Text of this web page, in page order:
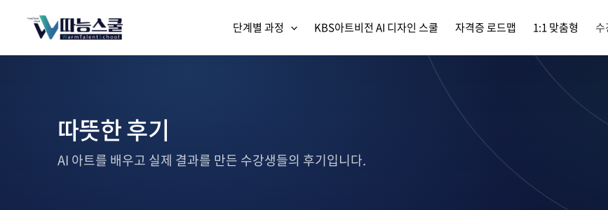
단계별 과정 KBS아트비전 AI 디자인 스쿨 자격증 로드맵 1:1 맞춤형 수
따뜻한 후기
AI 아트를 배우고 실제 결과를 만든 수강생들의 후기입니다.